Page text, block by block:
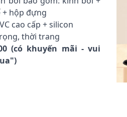
+ hộp đựng
cao cấp + silicon
thời trang
(có khuyến mãi - vui